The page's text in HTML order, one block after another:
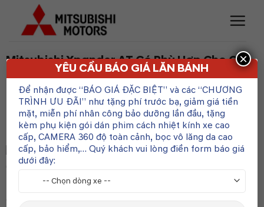
content
Mitsubishi Xpander AT Có Phù Hợp Cho Gia
Đình Không? Đánh Giá Chi Tiết
POSTED ON7 THÁNG 3, 2025 BYADMIN
1. Giới Thiệu Mitsubishi Xpander AT
Mitsubishi Xpander AT là một trong những mẫu xe MPV 7
YÊU CẦU BÁO GIÁ LĂN BÁNH
Để nhận được “BÁO GIÁ ĐẶC BIỆT” và các “CHƯƠNG
TRÌNH ƯU ĐÃI” như tặng phí trước bạ, giảm giá tiền
mặt, miễn phí nhân công bảo dưỡng lần đầu, tặng
kèm phụ kiện gói dán phim cách nhiệt kính xe cao
cấp, CAMERA 360 độ toàn cảnh, bọc vô lăng da cao
cấp, bảo hiểm,… Quý khách vui lòng điền form báo giá
dưới đây:
×